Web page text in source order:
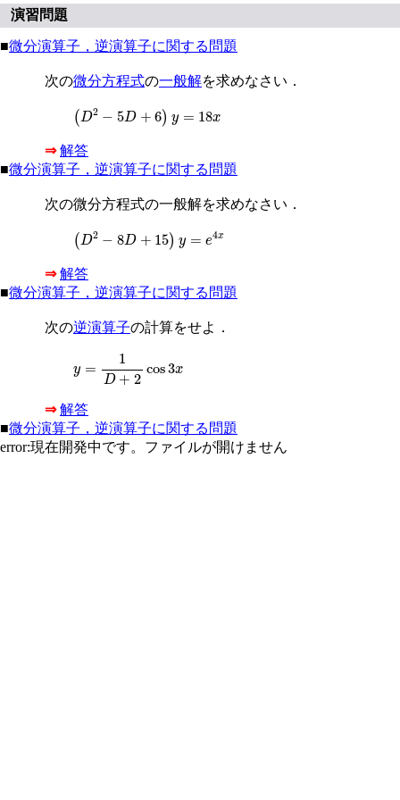
演習問題
■微分演算子，逆演算子に関する問題
次の微分方程式の一般解を求めなさい．
(D2 − 5D + 6) y = 18x
(D2− D+6 18
⇒ 解答
■微分演算子，逆演算子に関する問題
次の微分方程式の一般解を求めなさい．
(D2 − 8D + 15) y = e4x
(D2− D+15 =e4
⇒ 解答
■微分演算子，逆演算子に関する問題
次の逆演算子の計算をせよ．
y =
1
D + 2
cos3x
2cos
⇒ 解答
■微分演算子，逆演算子に関する問題
error:現在開発中です。ファイルが開けません